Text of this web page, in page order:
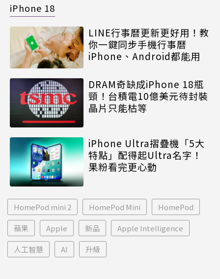
iPhone 18
LINE行事曆更新更好用！教
你一鍵同步手機行事曆
iPhone、Android都能用
DRAM奇缺成iPhone 18瓶
頸！台積電10億美元待封裝
晶片只能枯等
iPhone Ultra摺疊機「5大
特點」配得起Ultra名字！
果粉看完更心動
HomePod mini 2 HomePod Mini HomePod
蘋果 Apple 新品 Apple Intelligence
人工智慧 AI 升級